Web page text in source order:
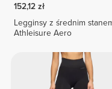
152,12 zł
Legginsy z średnim
Athleisure Aero